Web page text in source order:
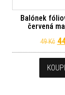
Balónek
červená
49Kč